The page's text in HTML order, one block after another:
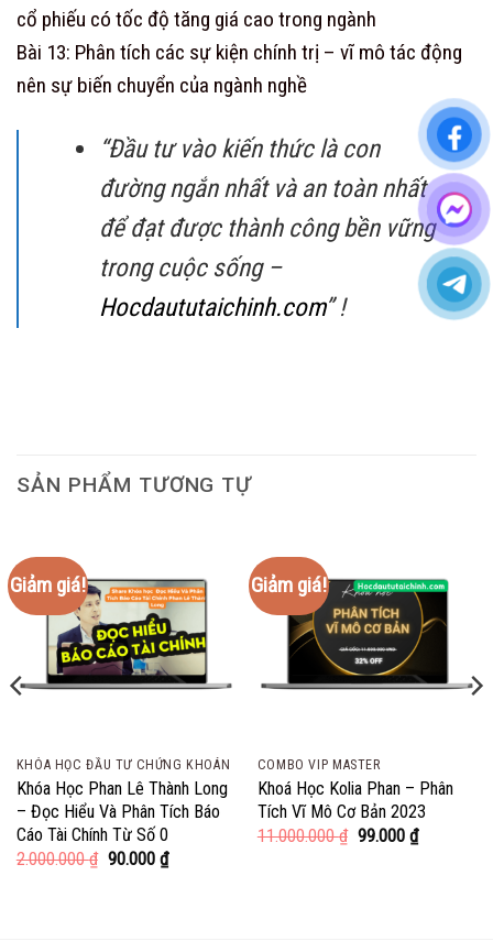
cổ phiếu có tốc độ tăng giá cao trong ngành
Bài 13: Phân tích các sự kiện chính trị – vĩ mô tác động
nên sự biến chuyển của ngành nghề
“Đầu tư vào kiến thức là con
đường ngắn nhất và an toàn nhất
để đạt được thành công bền vững
trong cuộc sống –
Hocdaututaichinh.com” !
SẢN PHẨM TƯƠNG TỰ
Giảm giá!
KHÓA HỌC ĐẦU TƯ CHỨNG KHOÁN
Khóa Học Phan Lê Thành Long
– Đọc Hiểu Và Phân Tích Báo
Cáo Tài Chính Từ Số 0
2.000.000₫ Giá
90.000 ₫Giá
Giảm giá!
COMBO VIP MASTER
Khoá Học Kolia Phan – Phân
Tích Vĩ Mô Cơ Bản 2023
11.000.000₫ Giá
99.000 ₫Giá